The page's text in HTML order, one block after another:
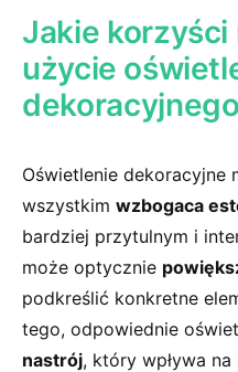
Jakie korzyści
‌użycie
Oświetlenie dekoracyjne
wszystkim wzbogaca
bardziej przytulnym i
może optycznie
podkreślić⁣ konkretne
tego, odpowiednie
nastrój, który ​wpływa‌